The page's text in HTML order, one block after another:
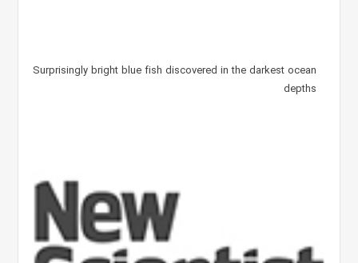
Surprisingly bright blue fish discovered in the darkest ocean
depths